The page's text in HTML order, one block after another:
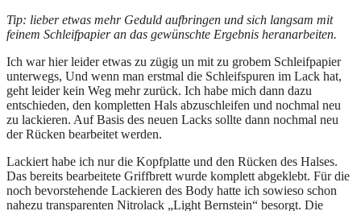
Tip: lieber etwas mehr Geduld aufbringen und sich langsam mit
feinem Schleifpapier an das gewünschte Ergebnis heranarbeiten.
Ich war hier leider etwas zu zügig un mit zu grobem Schleifpapier
unterwegs, Und wenn man erstmal die Schleifspuren im Lack hat,
geht leider kein Weg mehr zurück. Ich habe mich dann dazu
entschieden, den kompletten Hals abzuschleifen und nochmal neu
zu lackieren. Auf Basis des neuen Lacks sollte dann nochmal neu
der Rücken bearbeitet werden.
Lackiert habe ich nur die Kopfplatte und den Rücken des Halses.
Das bereits bearbeitete Griffbrett wurde komplett abgeklebt. Für die
noch bevorstehende Lackieren des Body hatte ich sowieso schon
nahezu transparenten Nitrolack „Light Bernstein“ besorgt. Die